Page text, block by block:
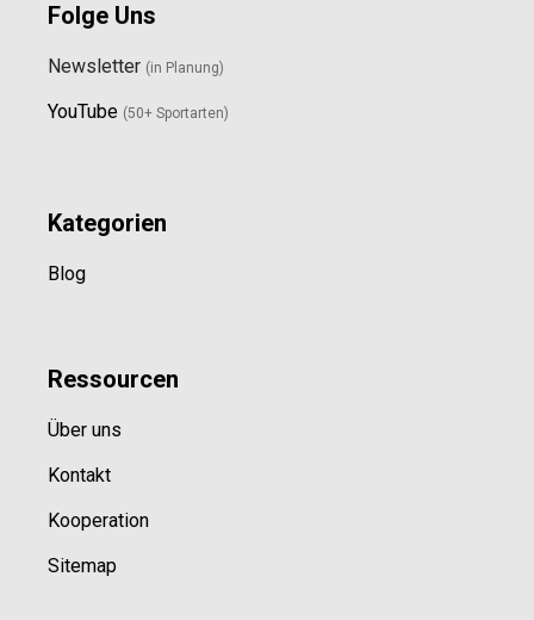
Folge Uns
Newsletter (in Planung)
YouTube (50+ Sportarten)
Kategorien
Blog
Ressourcen
Über uns
Kontakt
Kooperation
Sitemap